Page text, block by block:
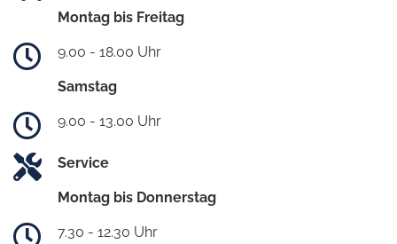
Montag bis Freitag
9.00 - 18.00 Uhr
Samstag
9.00 - 13.00 Uhr
Service
Montag bis Donnerstag
7.30 - 12.30 Uhr